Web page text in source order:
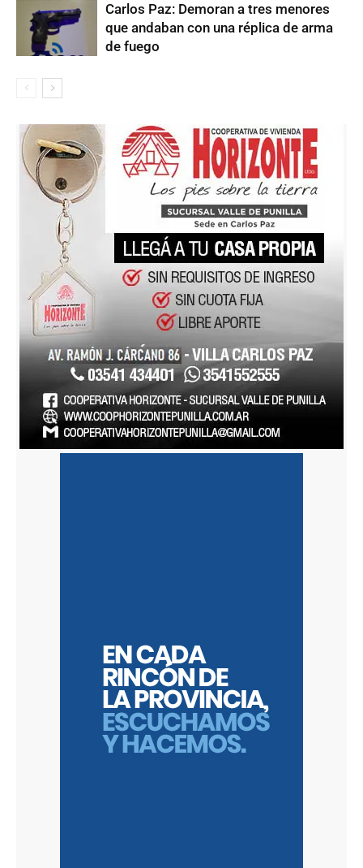
Carlos Paz: Demoran a tres menores
que andaban con una réplica de arma
de fuego